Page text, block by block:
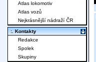
Atlas lokomotiv
Atlas vozů
Nejkrásnější nádraží ČR
:. Kontakty
Redakce
Spolek
Skupiny